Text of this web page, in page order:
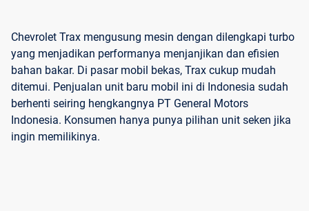
Chevrolet Trax mengusung mesin dengan dilengkapi turbo
yang menjadikan performanya menjanjikan dan efisien
bahan bakar. Di pasar mobil bekas, Trax cukup mudah
ditemui. Penjualan unit baru mobil ini di Indonesia sudah
berhenti seiring hengkangnya PT General Motors
Indonesia. Konsumen hanya punya pilihan unit seken jika
ingin memilikinya.